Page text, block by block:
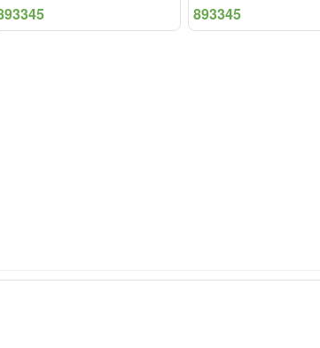
893345